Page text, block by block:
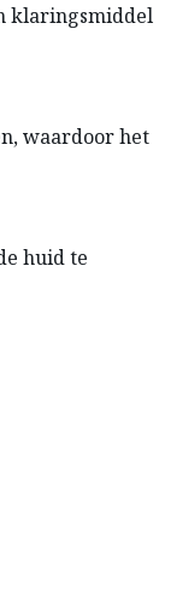
klaringsmiddel
waardoor het
huid te